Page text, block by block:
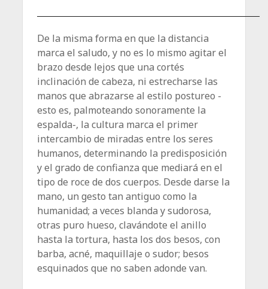
De la misma forma en que la distancia
marca el saludo, y no es lo mismo agitar el
brazo desde lejos que una cortés
inclinación de cabeza, ni estrecharse las
manos que abrazarse al estilo postureo -
esto es, palmoteando sonoramente la
espalda-, la cultura marca el primer
intercambio de miradas entre los seres
humanos, determinando la predisposición
y el grado de confianza que mediará en el
tipo de roce de dos cuerpos. Desde darse la
mano, un gesto tan antiguo como la
humanidad; a veces blanda y sudorosa,
otras puro hueso, clavándote el anillo
hasta la tortura, hasta los dos besos, con
barba, acné, maquillaje o sudor; besos
esquinados que no saben adonde van.